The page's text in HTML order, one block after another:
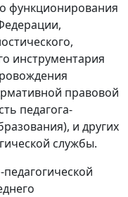
функционирования
инструментария
правовой
педагога-
и других
службы.